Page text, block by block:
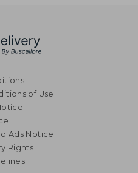
of Use
Ads Notice
Rights